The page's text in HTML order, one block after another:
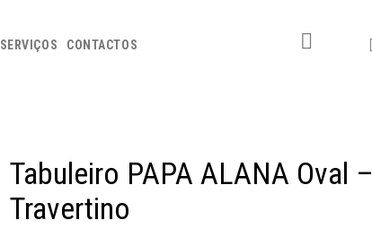
SERVIÇOS CONTACTOS
Tabuleiro PAPA ALANA Oval –
Travertino